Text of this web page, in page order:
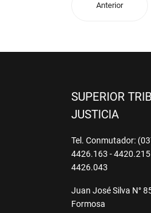
Anterior
SUPERIOR
JUSTICIA
Tel. Conmutador:
4426.163 -
4426.043
Juan José Silva N°
Formosa